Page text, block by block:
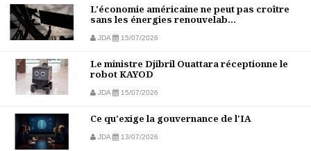
L'économie américaine ne peut pas croître
sans les énergies renouvelab...
JDA 15/07/2026
Le ministre Djibril Ouattara réceptionne le
robot KAYOD
JDA 15/07/2026
Ce qu'exige la gouvernance de l'IA
JDA 13/07/2026